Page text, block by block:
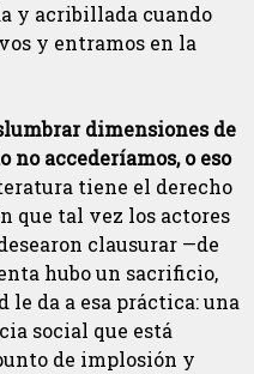
y acribillada cuando
y entramos en la
dimensiones de
no accederíamos, o eso
tiene el derecho
que tal vez los actores
clausurar —de
hubo un sacrificio,
le da a esa práctica: una
social que está
de implosión y